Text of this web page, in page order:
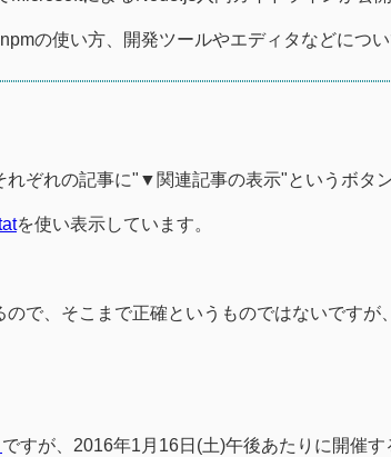
の使い方、開発ツールやエディタなどについ
れぞれの記事に"▼関連記事の表示"というボタ
を使い表示しています。
で、そこまで正確というものではないですが
ですが、2016年1月16日(土)午後あたりに開催す